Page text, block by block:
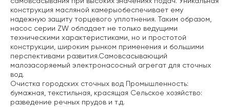
конструкция масляной камерыобеспечивает ему
надежную защиту торцевого уплотнения. Таким образом,
насос серии ZW обладает не только ведущими
техническими характеристиками, но и простотой
конструкции, широким рынком применения и большими
перспективами развития.Самовсасывающий
малозасоряемый электронасосный агрегат для сточных
вод.
Очистка городских сточных вод Промышленность:
бумажная, текстильная, красящая Сельское хозяйство:
разведение речных прудов и т.д.